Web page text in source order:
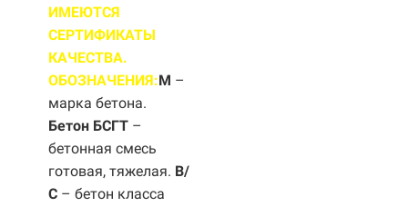
ИМЕЮТСЯ
СЕРТИФИКАТЫ
КАЧЕСТВА.
ОБОЗНАЧЕНИЯ:М –
марка бетона.
Бетон БСГТ –
бетонная смесь
готовая, тяжелая. B/
С – бетон класса